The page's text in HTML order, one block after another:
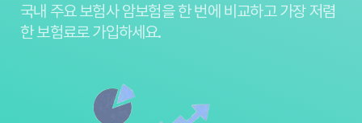
국내 주요 보험사 암보험을한 번에 비교하고 가장 저렴
한 보험료로 가입하세요.